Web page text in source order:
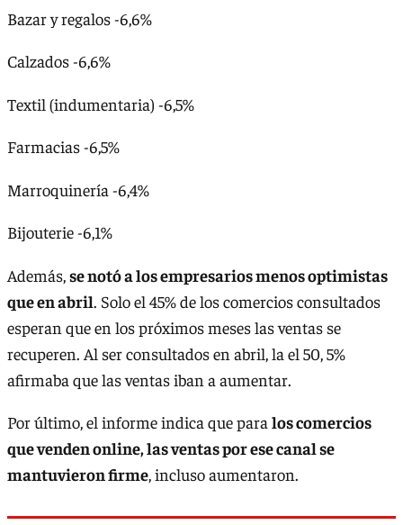
Bazar y regalos -6,6%
Calzados -6,6%
Textil (indumentaria) -6,5%
Farmacias -6,5%
Marroquinería -6,4%
Bijouterie -6,1%
Además,se notó a los empresarios menos optimistas
que en abril. Solo el 45% de los comercios consultados
esperan que en los próximos meses las ventas se
recuperen. Al ser consultados en abril, la el 50, 5%
afirmaba que las ventas iban a aumentar.
Por último, el informe indica que para los comercios
que venden online, las ventas por ese canal se
mantuvieron firme, incluso aumentaron.